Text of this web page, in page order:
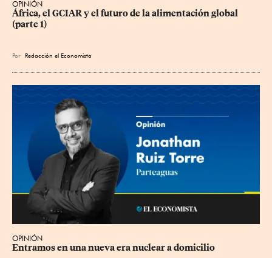
OPINIÓN
África, el GCIAR y el futuro de la alimentación global
(parte 1)
Por Redacción el Economista
OPINIÓN
Entramos en una nueva era nuclear a domicilio